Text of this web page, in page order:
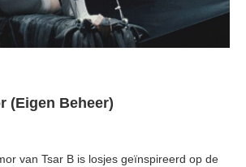
(Eigen Beheer)
van Tsar B is losjes geïnspireerd op de